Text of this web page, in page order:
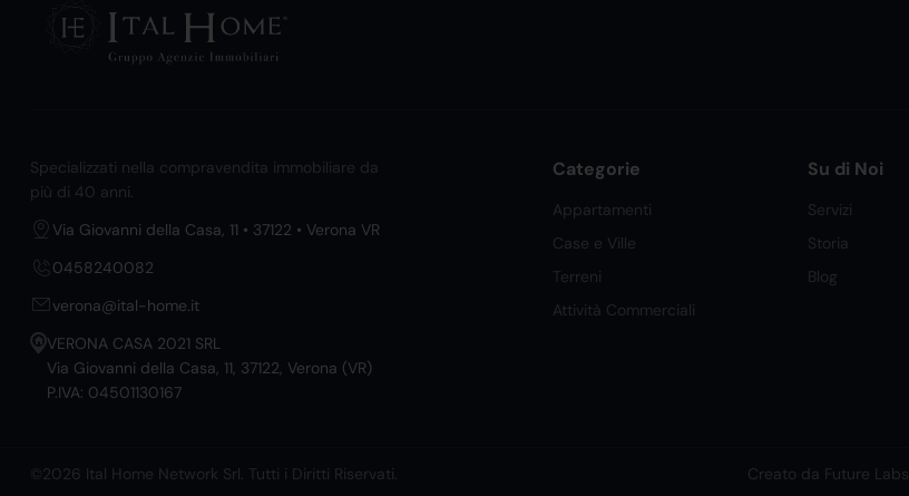
Specializzati nella compravendita immobiliare da
più di 40 anni.
Via Giovanni della Casa, 11 • 37122 • Verona VR
0458240082
verona@ital-home.it
VERONA CASA 2021 SRL
Via Giovanni della Casa, 11, 37122, Verona (VR)
P.IVA: 04501130167
Categorie
Appartamenti
Case e Ville
Terreni
Attività Commerciali
Su di Noi
Servizi
Storia
Blog
©2026 Ital Home Network Srl. Tutti i Diritti Riservati. Creato da Future Labs